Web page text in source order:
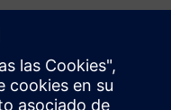
adicionales